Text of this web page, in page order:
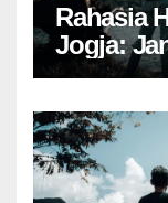
Rahasia
Jogja: